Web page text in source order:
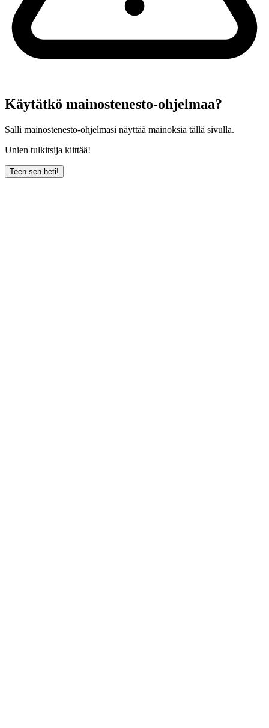
Käytätkö mainostenesto-ohjelmaa?
Salli mainostenesto-ohjelmasi näyttää mainoksia tällä sivulla.
Unien tulkitsija kiittää!
Teen sen heti!